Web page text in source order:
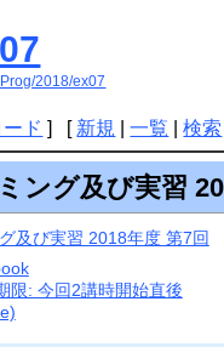
2018/ex07
ード ] [ 新規 |一覧 |検索
ング及び実習
及び実習 2018年度 第7回
限: 今回2講時開始直後